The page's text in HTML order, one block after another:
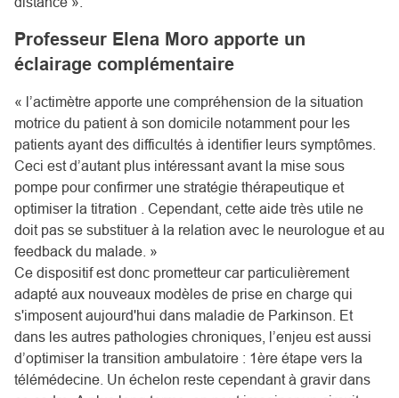
Professeur Elena Moro apporte un
éclairage complémentaire
« l’actimètre apporte une compréhension de la situation
motrice du patient à son domicile notamment pour les
patients ayant des difficultés à identifier leurs symptômes.
Ceci est d’autant plus intéressant avant la mise sous
pompe pour confirmer une stratégie thérapeutique et
optimiser la titration . Cependant, cette aide très utile ne
doit pas se substituer à la relation avec le neurologue et au
feedback du malade. »
Ce dispositif est donc prometteur car particulièrement
adapté aux nouveaux modèles de prise en charge qui
s'imposent aujourd'hui dans maladie de Parkinson. Et
dans les autres pathologies chroniques, l’enjeu est aussi
d’optimiser la transition ambulatoire : 1ère étape vers la
télémédecine. Un échelon reste cependant à gravir dans